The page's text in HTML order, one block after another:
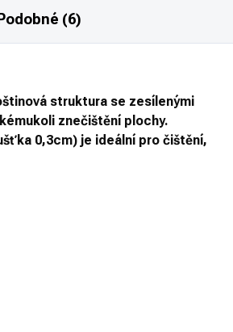
Podobné (6)
struktura se zesílenými
znečištění plochy.
0,3cm) je ideální pro čištění,